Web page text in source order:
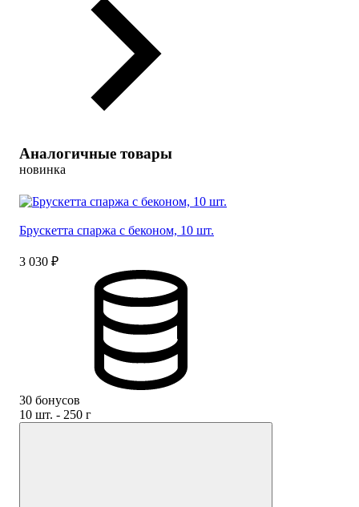
Аналогичные товары
новинка
Брускетта спаржа с беконом, 10 шт.
3 030 ₽
30 бонусов
10 шт. - 250 г